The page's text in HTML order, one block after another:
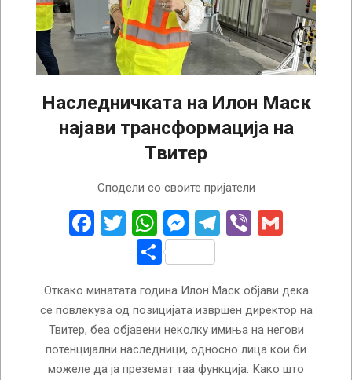
Наследничката на Илон Маск
најави трансформација на
Твитер
Сподели со своите пријатели
Facebook
Twitter
WhatsApp
Messenger
Telegram
Viber
Share
Откако минатата година Илон Маск објави дека
се повлекува од позицијата извршен директор на
Твитер, беа објавени неколку имиња на негови
потенцијални наследници, односно лица кои би
можеле да ја преземат таа функција. Како што